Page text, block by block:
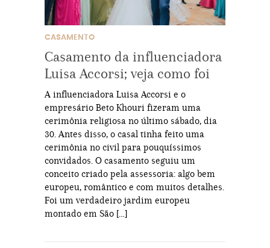
CASAMENTO
Casamento da influenciadora
Luisa Accorsi; veja como foi
A influenciadora Luisa Accorsi e o
empresário Beto Khouri fizeram uma
cerimônia religiosa no último sábado, dia
30. Antes disso, o casal tinha feito uma
cerimônia no civil para pouquíssimos
convidados. O casamento seguiu um
conceito criado pela assessoria: algo bem
europeu, romântico e com muitos detalhes.
Foi um verdadeiro jardim europeu
montado em São […]